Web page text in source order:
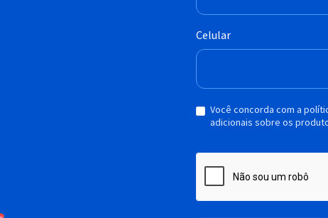
Celular
Você concorda com a
adicionais sobre os